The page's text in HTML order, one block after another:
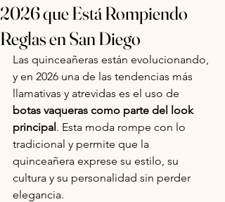
2026 que Está Rompiendo
Reglas en San Diego
Las quinceañeras están evolucionando,
y en 2026 una de las tendencias más
llamativas y atrevidas es el uso de
botas vaqueras como parte del look
principal. Esta moda rompe con lo
tradicional y permite que la
quinceañera exprese su estilo, su
cultura y su personalidad sin perder
elegancia.